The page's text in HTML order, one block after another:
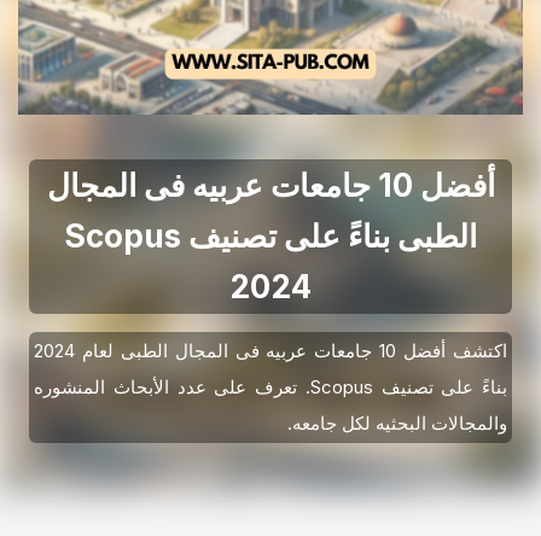
أفضل 10 جامعات عربیه فی المجال
الطبی بناءً على تصنیف Scopus
2024
اکتشف أفضل 10 جامعات عربیه فی المجال الطبی لعام 2024
بناءً على تصنیف Scopus. تعرف على عدد الأبحاث المنشوره
والمجالات البحثیه لکل جامعه.